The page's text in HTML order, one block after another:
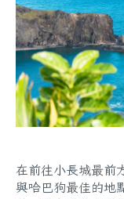
在前往小長城最前
與哈巴狗最佳的地